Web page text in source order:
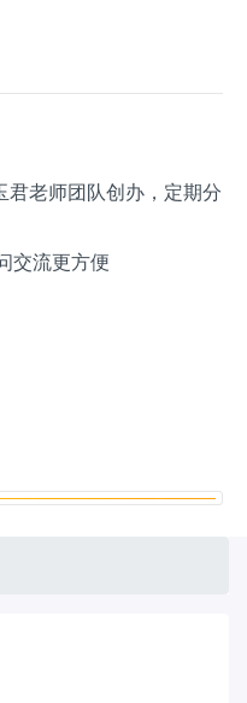
老师团队创办，定期分
交流更方便